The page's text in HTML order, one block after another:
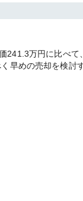
241.3万円に比べて
早めの売却を検討